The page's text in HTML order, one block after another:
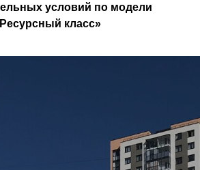
условий по модели
класс»